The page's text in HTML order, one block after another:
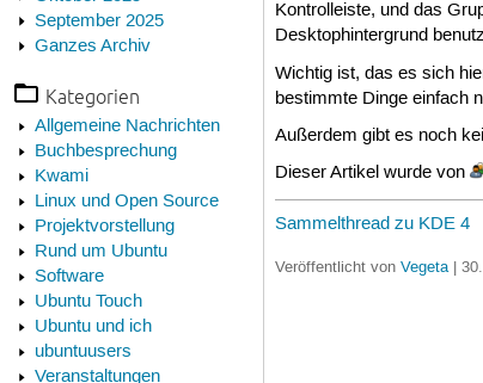
September 2025
Ganzes Archiv
Kategorien
Allgemeine Nachrichten
Buchbesprechung
Kwami
Linux und Open Source
Projektvorstellung
Rund um Ubuntu
Software
Ubuntu Touch
Ubuntu und ich
ubuntuusers
Veranstaltungen
Kontrolleiste, und das
Desktophintergrund
Wichtig ist, das es sich
bestimmte Dinge einfach
Außerdem gibt es noch
Dieser Artikel wurde von
Sammelthread zu KDE 4
Veröffentlicht vonVegeta| 30.